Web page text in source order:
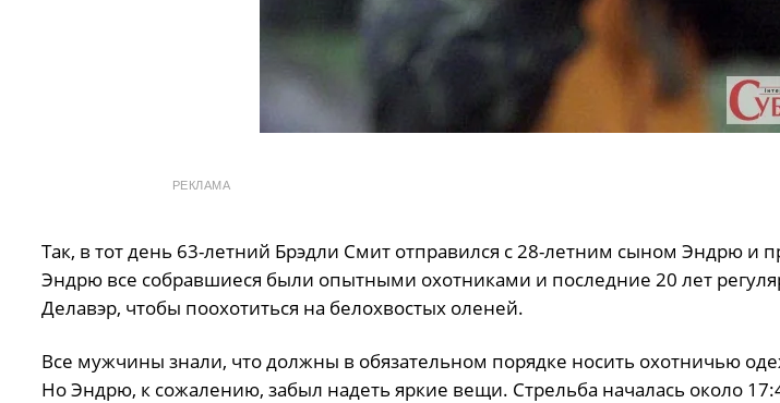
РЕКЛАМА
Так, в тот день 63-летний Брэдли Смит отправился с 28-летним сыном Эндрю и
Эндрю все собравшиеся были опытными охотниками и последние 20 лет
Делавэр, чтобы поохотиться на белохвостых оленей.
Все мужчины знали, что должны в обязательном порядке носить охотничью
Но Эндрю, к сожалению, забыл надеть яркие вещи. Стрельба началась около